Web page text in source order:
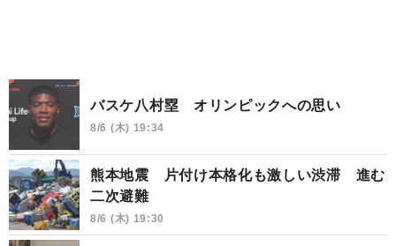
バスケ八村塁 オリンピックへの思い
8/6 (木) 19:34
熊本地震 片付け本格化も激しい渋滞 進む
二次避難
8/6 (木) 19:30